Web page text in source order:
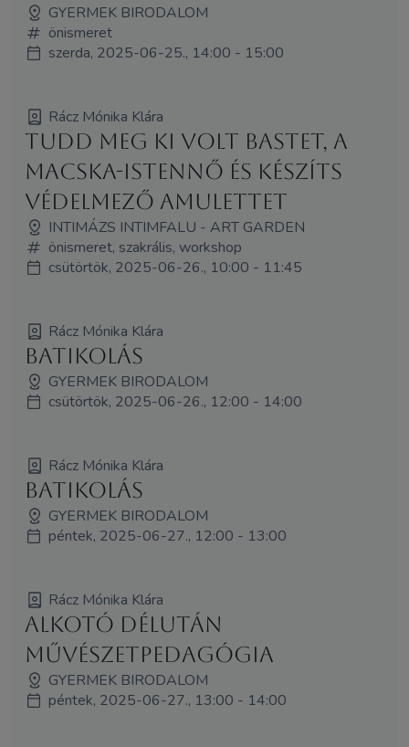
GYERMEK BIRODALOM
önismeret
szerda, 2025-06-25., 14:00 - 15:00
Rácz Mónika Klára
Tudd meg ki volt Bastet, a
macska-istennő és készíts
védelmező amulettet
INTIMÁZS INTIMFALU - ART GARDEN
önismeret, szakrális, workshop
csütörtök, 2025-06-26., 10:00 - 11:45
Rácz Mónika Klára
Batikolás
GYERMEK BIRODALOM
csütörtök, 2025-06-26., 12:00 - 14:00
Rácz Mónika Klára
BATIKOLÁS
GYERMEK BIRODALOM
péntek, 2025-06-27., 12:00 - 13:00
Rácz Mónika Klára
Alkotó délután
művészetpedagógia
GYERMEK BIRODALOM
péntek, 2025-06-27., 13:00 - 14:00